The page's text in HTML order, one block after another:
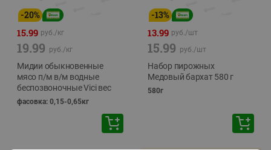
-20%
15.99 руб./кг
19.99 руб./кг
Мидии обыкновенные
мясо п/м в/м водные
беспозвоночные Vici вес
фасовка: 0,15-0,65кг
-13%
13.99 руб./шт
15.99 руб./шт
Набор пирожных
Медовый бархат 580 г
580г